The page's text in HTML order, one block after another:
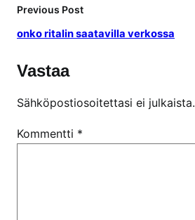
Previous Post
onko ritalin saatavilla verkossa
Vastaa
Sähköpostiosoitettasi ei julkaista.
Kommentti *